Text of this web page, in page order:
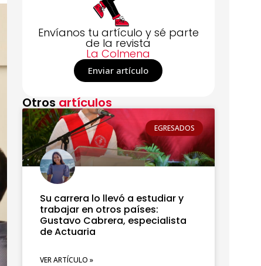
Envíanos tu artículo y sé parte
de la revista
La Colmena
Enviar artículo
Otros artículos
EGRESADOS
Su carrera lo llevó a estudiar y
trabajar en otros países:
Gustavo Cabrera, especialista
de Actuaria
VER ARTÍCULO »